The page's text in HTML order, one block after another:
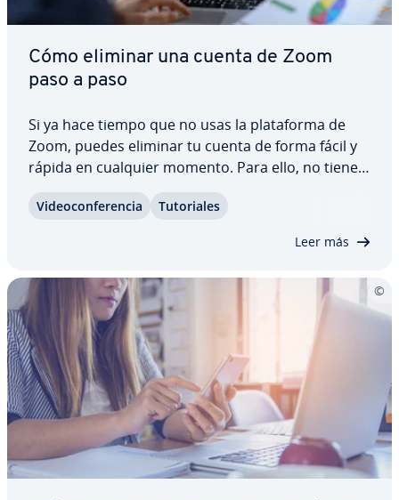
Cómo eliminar una cuenta de Zoom
paso a paso
Si ya hace tiempo que no usas la pla­ta­fo­r­ma de
Zoom, puedes eliminar tu cuenta de forma fácil y
rápida en cualquier momento. Para ello, no tienes
cómo eliminar una cuenta de Zoom desde tu sma­
Vi­deo­co­n­fe­re­n­cia Tu­to­ria­les
Leer más